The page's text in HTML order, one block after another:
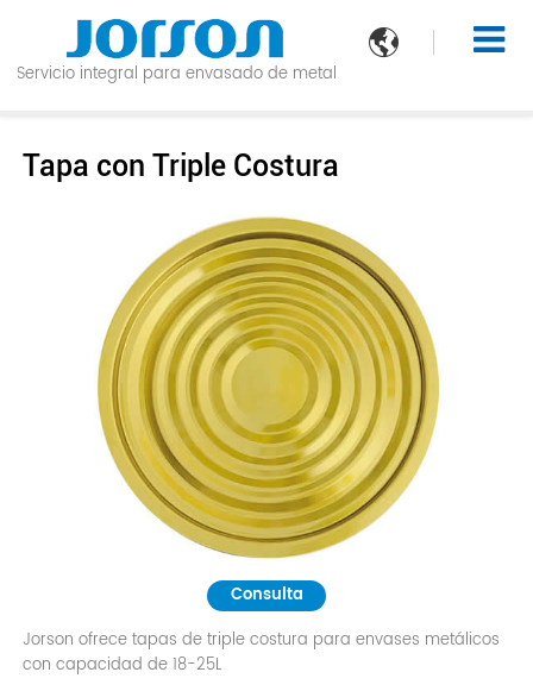

Servicio integral para envasado de metal
Tapa con Triple Costura
Consulta
Jorson ofrece tapas de triple costura para envases metálicos
con capacidad de 18-25L